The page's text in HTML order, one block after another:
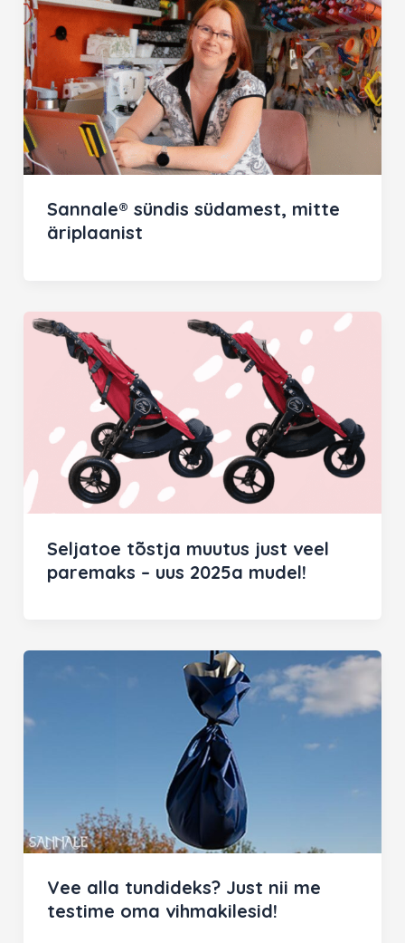
Sannale® sündis südamest, mitte
äriplaanist
Seljatoe tõstja muutus just veel
paremaks – uus 2025a mudel!
Vee alla tundideks? Just nii me
testime oma vihmakilesid!